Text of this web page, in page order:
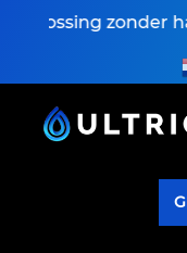
zonder